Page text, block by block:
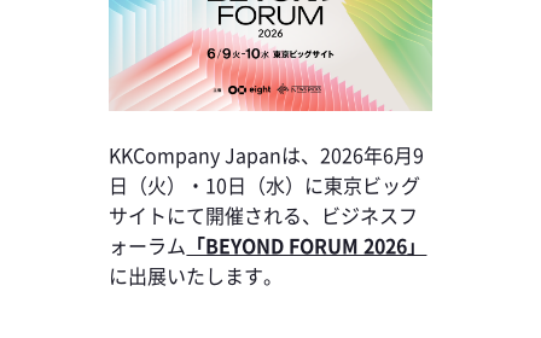
KKCompany Japanは、2026年6月9
日（火）・10日（水）に東京ビッグ
サイトにて開催される、ビジネスフ
ォーラム 「BEYOND FORUM 2026」
に出展いたします。